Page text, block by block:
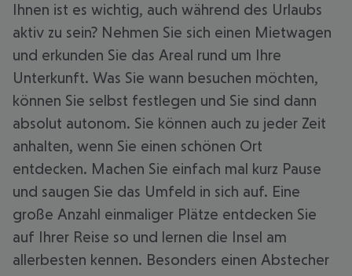
Ihnen ist es wichtig, auch während des Urlaubs
aktiv zu sein? Nehmen Sie sich einen Mietwagen
und erkunden Sie das Areal rund um Ihre
Unterkunft. Was Sie wann besuchen möchten,
können Sie selbst festlegen und Sie sind dann
absolut autonom. Sie können auch zu jeder Zeit
anhalten, wenn Sie einen schönen Ort
entdecken. Machen Sie einfach mal kurz Pause
und saugen Sie das Umfeld in sich auf. Eine
große Anzahl einmaliger Plätze entdecken Sie
auf Ihrer Reise so und lernen die Insel am
allerbesten kennen. Besonders einen Abstecher